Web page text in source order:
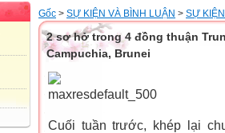
Gốc > SỰ KIỆN VÀ BÌNH LUẬN > SỰ
2 sơ hở trong 4 đồng thuận
Campuchia, Brunei
Cuối tuần trước, khép lại